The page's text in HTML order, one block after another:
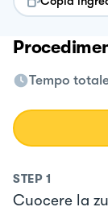
Tempo
STEP 1
Cuocere la